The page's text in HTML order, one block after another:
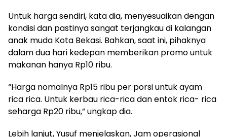
Untuk harga sendiri, kata dia, menyesuaikan dengan
kondisi dan pastinya sangat terjangkau di kalangan
anak muda Kota Bekasi. Bahkan, saat ini, pihaknya
dalam dua hari kedepan memberikan promo untuk
makanan hanya Rp10 ribu.
“Harga nomalnya Rp15 ribu per porsi untuk ayam
rica rica. Untuk kerbau rica-rica dan entok rica- rica
seharga Rp20 ribu,” ungkap dia.
Lebih lanjut, Yusuf menjelaskan, Jam operasional